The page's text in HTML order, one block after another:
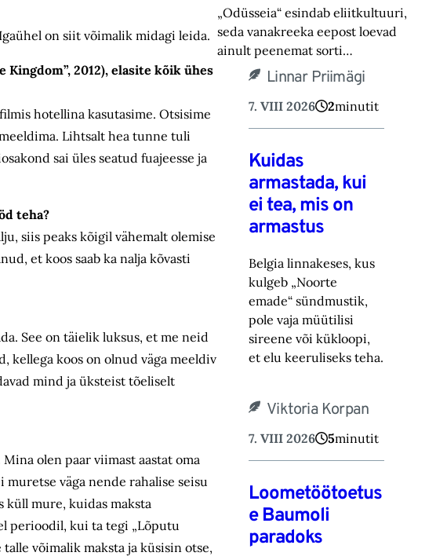
on siit võimalik midagi leida.
2012), elasite kõik ühes
hotellina kasutasime. Otsisime
Lihtsalt hea tunne tuli
sai üles seatud fuajeesse ja
teha?
siis peaks kõigil vähemalt olemise
et koos saab ka nalja kõvasti
See on täielik luksus, et me neid
kellega koos on olnud väga meeldiv
mind ja üksteist tõeliselt
olen paar viimast aastat oma
väga nende rahalise seisu
küll mure, kuidas maksta
perioodil, kui ta tegi „Lõputu
võimalik maksta ja küsisin otse,
„Odüsseia“ esindab eliitkultuuri,
seda vanakreeka eepost loevad
ainult peenemat sorti…
Linnar Priimägi
7. VIII 2026 2minutit
Kuidas
armastada, kui
ei tea, mis on
armastus
Belgia linnakeses, kus
kulgeb „Noorte
emade“ sündmustik,
pole vaja müütilisi
sireene või kük‎loopi,
et elu keeruliseks teha.
Viktoria Korpan
7. VIII 2026 5minutit
Loometöötoetus
e Baumoli
paradoks